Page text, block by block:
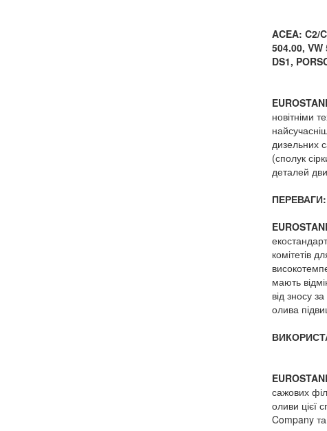
ACEA: C2/
504.00, VW
DS1,
новітніми
дизельних
(сполук
деталей
ПЕРЕВАГИ:
комітетів
мають
від зносу
олива
сажових
оливи цієї
Company